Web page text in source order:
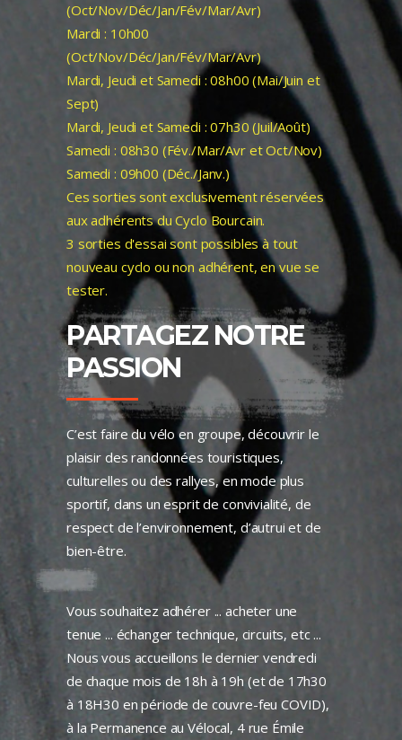
(Oct/Nov/Déc/Jan/Fév/Mar/Avr)
Mardi : 10h00
(Oct/Nov/Déc/Jan/Fév/Mar/Avr)
Mardi, Jeudi et Samedi : 08h00 (Mai/Juin et
Sept)
Mardi, Jeudi et Samedi : 07h30 (Juil/Août)
Samedi : 08h30 (Fév./Mar/Avr et Oct/Nov)
Samedi : 09h00 (Déc./Janv.)
Ces sorties sont exclusivement réservées
aux adhérents du Cyclo Bourcain.
3 sorties d'essai sont possibles à tout
nouveau cyclo ou non adhérent, en vue se
tester.
PARTAGEZ NOTRE
PASSION
C’est faire du vélo en groupe, découvrir le
plaisir des randonnées touristiques,
culturelles ou des rallyes, en mode plus
sportif, dans un esprit de convivialité, de
respect de l’environnement, d’autrui et de
bien-être.
Vous souhaitez adhérer ... acheter une
tenue ... échanger technique, circuits, etc ...
Nous vous accueillons le dernier vendredi
de chaque mois de 18h à 19h (et de 17h30
à 18H30 en période de couvre-feu COVID),
à la Permanence au Vélocal, 4 rue Émile